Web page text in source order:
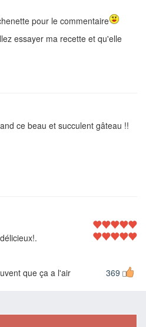
pour le commentaire
essayer ma recette et qu'elle
ce beau et succulent gâteau !!
369
que ça a l'air